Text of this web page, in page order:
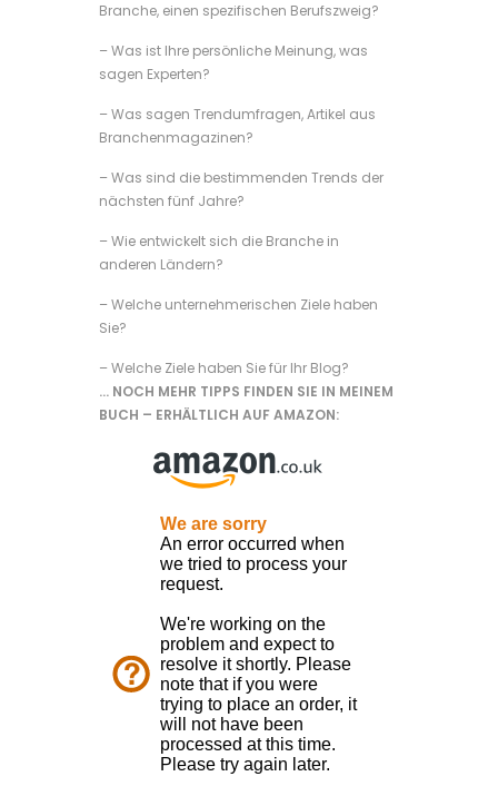
Branche, einen spezifischen Berufszweig?
– Was ist Ihre persönliche Meinung, was
sagen Experten?
– Was sagen Trendumfragen, Artikel aus
Branchenmagazinen?
– Was sind die bestimmenden Trends der
nächsten fünf Jahre?
– Wie entwickelt sich die Branche in
anderen Ländern?
– Welche unternehmerischen Ziele haben
Sie?
– Welche Ziele haben Sie für Ihr Blog?
… NOCH MEHR TIPPS FINDEN SIE IN MEINEM
BUCH – ERHÄLTLICH AUF AMAZON: